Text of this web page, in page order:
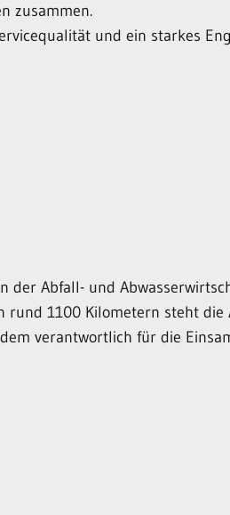
zusammen.
und ein starkes
der Abfall- und
1100 Kilometern steht die
verantwortlich für die